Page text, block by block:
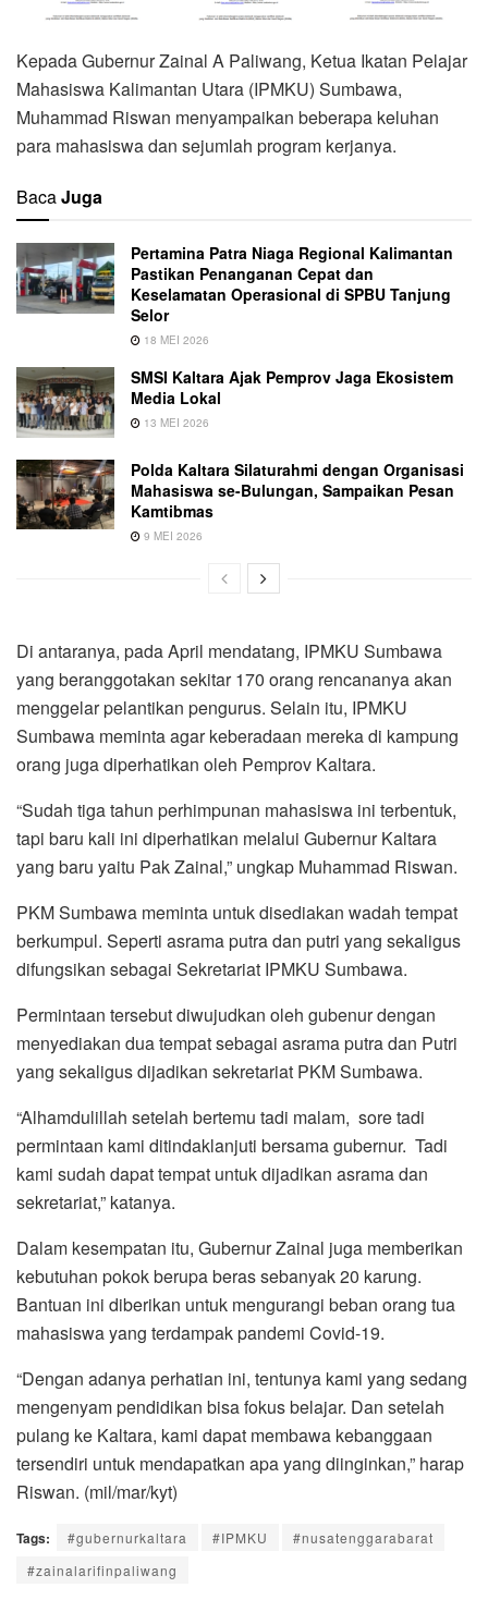
Kepada Gubernur Zainal A Paliwang, Ketua Ikatan Pelajar
Mahasiswa Kalimantan Utara (IPMKU) Sumbawa,
Muhammad Riswan menyampaikan beberapa keluhan
para mahasiswa dan sejumlah program kerjanya.
BacaJuga
Pertamina Patra Niaga Regional Kalimantan
Pastikan Penanganan Cepat dan
Keselamatan Operasional di SPBU Tanjung
Selor
18 MEI 2026
SMSI Kaltara Ajak Pemprov Jaga Ekosistem
Media Lokal
13 MEI 2026
Polda Kaltara Silaturahmi dengan Organisasi
Mahasiswa se-Bulungan, Sampaikan Pesan
Kamtibmas
9 MEI 2026
Di antaranya, pada April mendatang, IPMKU Sumbawa
yang beranggotakan sekitar 170 orang rencananya akan
menggelar pelantikan pengurus. Selain itu, IPMKU
Sumbawa meminta agar keberadaan mereka di kampung
orang juga diperhatikan oleh Pemprov Kaltara.
“Sudah tiga tahun perhimpunan mahasiswa ini terbentuk,
tapi baru kali ini diperhatikan melalui Gubernur Kaltara
yang baru yaitu Pak Zainal,” ungkap Muhammad Riswan.
PKM Sumbawa meminta untuk disediakan wadah tempat
berkumpul. Seperti asrama putra dan putri yang sekaligus
difungsikan sebagai Sekretariat IPMKU Sumbawa.
Permintaan tersebut diwujudkan oleh gubenur dengan
menyediakan dua tempat sebagai asrama putra dan Putri
yang sekaligus dijadikan sekretariat PKM Sumbawa.
“Alhamdulillah setelah bertemu tadi malam, sore tadi
permintaan kami ditindaklanjuti bersama gubernur. Tadi
kami sudah dapat tempat untuk dijadikan asrama dan
sekretariat,” katanya.
Dalam kesempatan itu, Gubernur Zainal juga memberikan
kebutuhan pokok berupa beras sebanyak 20 karung.
Bantuan ini diberikan untuk mengurangi beban orang tua
mahasiswa yang terdampak pandemi Covid-19.
“Dengan adanya perhatian ini, tentunya kami yang sedang
mengenyam pendidikan bisa fokus belajar. Dan setelah
pulang ke Kaltara, kami dapat membawa kebanggaan
tersendiri untuk mendapatkan apa yang diinginkan,” harap
Riswan. (mil/mar/kyt)
Tags: #gubernurkaltara #IPMKU
#nusatenggarabarat
#zainalarifinpaliwang